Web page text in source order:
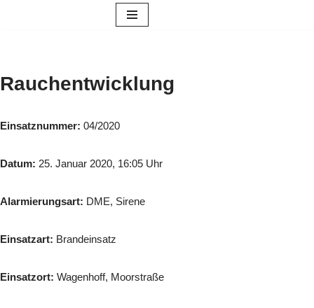
Rauchentwicklung
Einsatznummer: 04/2020
Datum: 25. Januar 2020, 16:05 Uhr
Alarmierungsart: DME, Sirene
Einsatzart: Brandeinsatz
Einsatzort: Wagenhoff, Moorstraße